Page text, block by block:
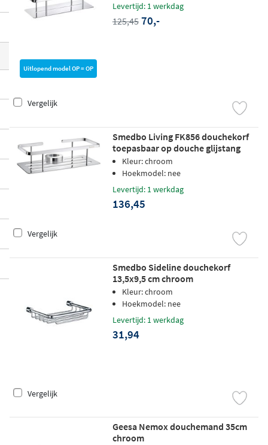
Uitlopend model OP = OP
Levertijd: 1 werkdag
125,45 70,-
Vergelijk
Smedbo Living FK856 douchekorf
toepasbaar op douche glijstang
chroom
Kleur: chroom
Hoekmodel: nee
Levertijd: 1 werkdag
136,45
Vergelijk
Smedbo Sideline douchekorf
13,5x9,5 cm chroom
Kleur: chroom
Hoekmodel: nee
Levertijd: 1 werkdag
31,94
Vergelijk
Geesa Nemox douchemand 35cm
chroom